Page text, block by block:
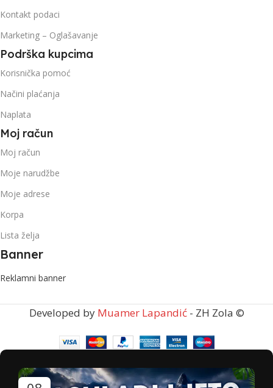
Kontakt podaci
Marketing – Oglašavanje
Podrška kupcima
Korisnička pomoć
Načini plaćanja
Naplata
Moj račun
Moj račun
Moje narudžbe
Moje adrese
Korpa
Lista želja
Banner
Reklamni banner
Developed by Muamer Lapandić- ZH Zola ©